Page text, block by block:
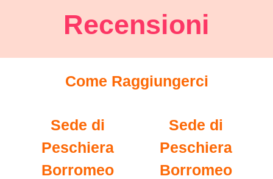
Recensioni
Come Raggiungerci
Sede di
Peschiera
Borromeo
Sede di
Peschiera
Borromeo